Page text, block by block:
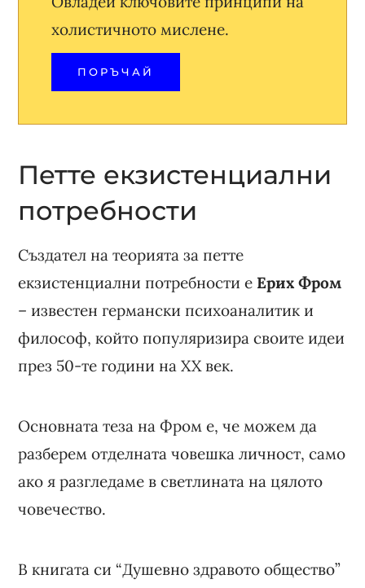
холистичното мислене.
ПОРЪЧАЙ
Петте екзистенциални
потребности
Създател на теорията за петте
екзистенциални потребности е Ерих Фром
– известен германски психоаналитик и
философ, който популяризира своите идеи
през 50-те години на XX век.
Основната теза на Фром е, че можем да
разберем отделната човешка личност, само
ако я разгледаме в светлината на цялото
човечество.
В книгата си “Душевно здравото общество”